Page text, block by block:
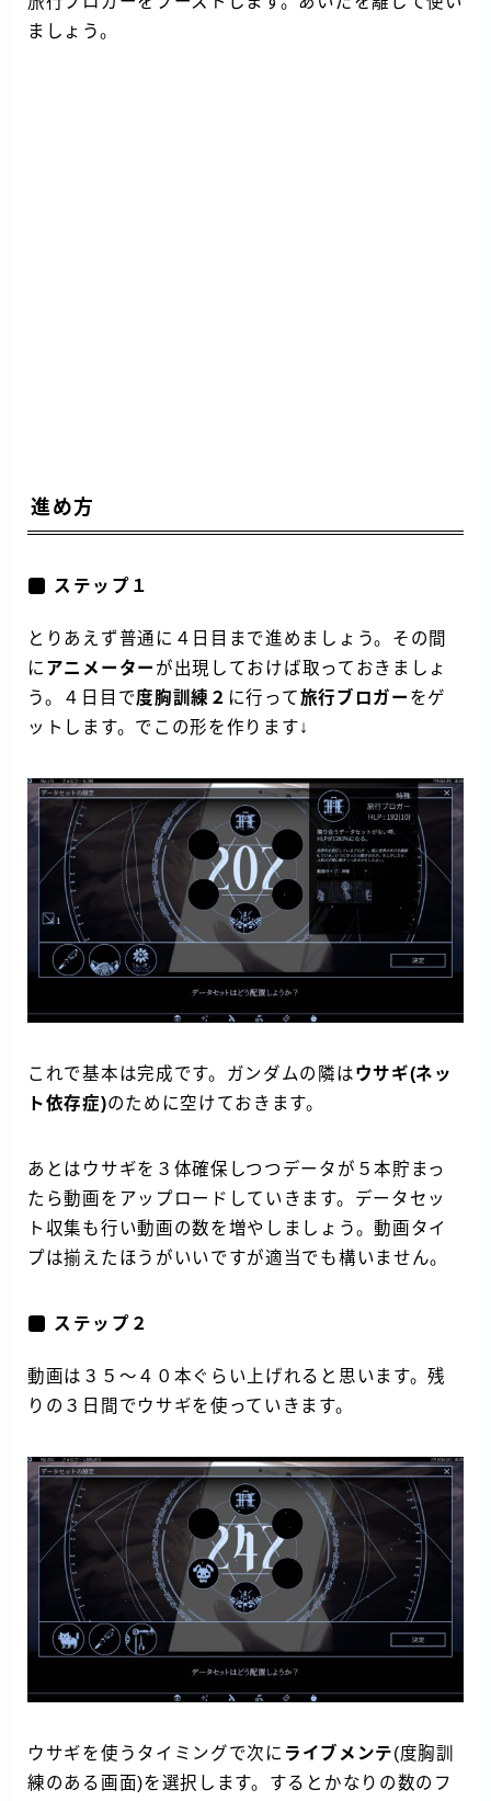
ましょう。
進め方
ステップ１
とりあえず普通に４日目まで進めましょう。その間
に アニメーター が出現しておけば取っておきましょ
う。４日目で度胸訓練２ に行って旅行ブロガー をゲ
ットします。でこの形を作ります↓
これで基本は完成です。ガンダムの隣はウサギ(ネッ
ト依存症)のために空けておきます。
あとはウサギを３体確保しつつデータが５本貯まっ
たら動画をアップロードしていきます。データセッ
ト収集も行い動画の数を増やしましょう。動画タイ
プは揃えたほうがいいですが適当でも構いません。
ステップ２
動画は３５～４０本ぐらい上げれると思います。残
りの３日間でウサギを使っていきます。
ウサギを使うタイミングで次に ライブメンテ(度胸訓
練のある画面)を選択します。するとかなりの数のフ